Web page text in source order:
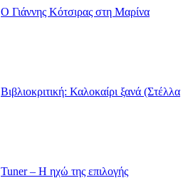
Ο Γιάννης Κότσιρας στη Μαρίνα
Βιβλιοκριτική: Καλοκαίρι ξανά (Στέλλα
Tuner – Η ηχώ της επιλογής